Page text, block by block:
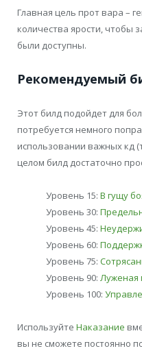
Главная цель прот вара –
количества ярости, чтобы
были доступны.
Рекомендуемый
Этот билд подойдет для
потребуется немного
использовании важных кд
целом билд достаточно
Уровень 15: В гущу
Уровень 30:
Уровень 45:
Уровень 60:
Уровень 75:
Уровень 90: Луженая
Уровень 100:
Используйте Наказание
вы не сможете постоянно